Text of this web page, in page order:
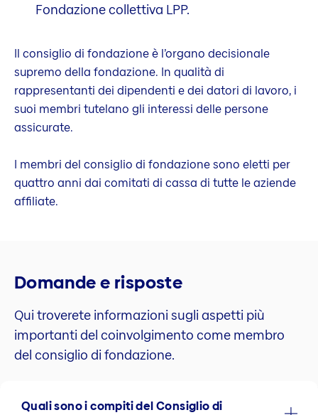
Fondazione collettiva LPP.
Il consiglio di fondazione è l’organo decisionale
supremo della fondazione. In qualità di
rappresentanti dei dipendenti e dei datori di lavoro, i
suoi membri tutelano gli interessi delle persone
assicurate.
I membri del consiglio di fondazione sono eletti per
quattro anni dai comitati di cassa di tutte le aziende
affiliate.
Domande e risposte
Qui troverete informazioni sugli aspetti più
importanti del coinvolgimento come membro
del consiglio di fondazione.
Quali sono i compiti del Consiglio di